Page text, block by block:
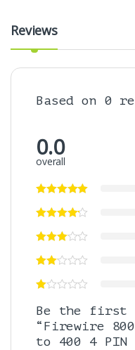
Reviews
Based on 0
0.0
overall
Be the first
“Firewire
to 400 4 PIN